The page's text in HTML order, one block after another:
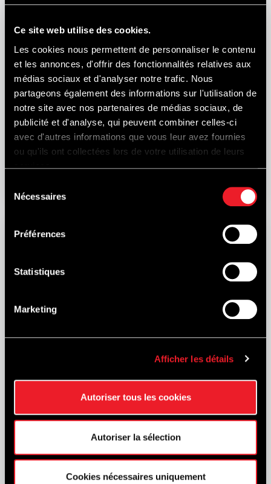
Ce site web utilise des cookies.
Les cookies nous permettent de personnaliser le contenu
et les annonces, d'offrir des fonctionnalités relatives aux
médias sociaux et d'analyser notre trafic. Nous
partageons également des informations sur l'utilisation de
notre site avec nos partenaires de médias sociaux, de
publicité et d'analyse, qui peuvent combiner celles-ci
avec d'autres informations que vous leur avez fournies
ou qu'ils ont collectées lors de votre utilisation de leurs
services.
Nécessaires
Préférences
Statistiques
Marketing
Afficher les détails
Autoriser tous les cookies
Autoriser la sélection
Cookies nécessaires uniquement
Formule 1 terras
Route du Circuit, 55
4970 Francorchamps
Vergader-zalen
Route du Circuit, 55
4970 Francorchamps